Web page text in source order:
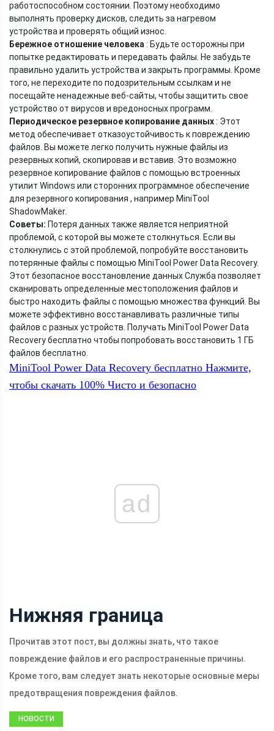
работоспособном состоянии. Поэтому необходимо
выполнять проверку дисков, следить за нагревом
устройства и проверять общий износ.
Бережное отношение человека : Будьте осторожны при
попытке редактировать и передавать файлы. Не забудьте
правильно удалить устройства и закрыть программы. Кроме
того, не переходите по подозрительным ссылкам и не
посещайте ненадежные веб-сайты, чтобы защитить свое
устройство от вирусов и вредоносных программ.
Периодическое резервное копирование данных: Этот
метод обеспечивает отказоустойчивость к повреждению
файлов. Вы можете легко получить нужные файлы из
резервных копий, скопировав и вставив. Это возможно
резервное копирование файлов с помощью встроенных
утилит Windows или сторонних программное обеспечение
для резервного копирования , например MiniTool
ShadowMaker.
Советы: Потеря данных также является неприятной
проблемой, с которой вы можете столкнуться. Если вы
столкнулись с этой проблемой, попробуйте восстановить
потерянные файлы с помощью MiniTool Power Data Recovery.
Этот безопасное восстановление данных Служба позволяет
сканировать определенные местоположения файлов и
быстро находить файлы с помощью множества функций. Вы
можете эффективно восстанавливать различные типы
файлов с разных устройств. Получать MiniTool Power Data
Recovery бесплатно чтобы попробовать восстановить 1 ГБ
файлов бесплатно.
MiniTool Power Data Recovery бесплатно Нажмите,
чтобы скачать 100% Чисто и безопасно
ad
Нижняя граница
Прочитав этот пост, вы должны знать, что такое
повреждение файлов и его распространенные причины.
Кроме того, вам следует знать некоторые основные меры
предотвращения повреждения файлов.
НОВОСТИ